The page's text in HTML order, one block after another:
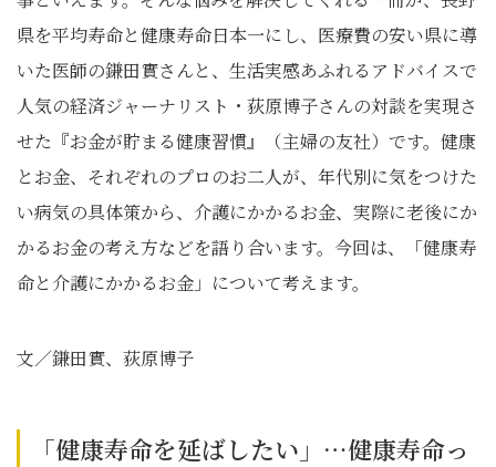
県を平均寿命と健康寿命日本一にし、医療費の安い県に導
いた医師の鎌田實さんと、生活実感あふれるアドバイスで
人気の経済ジャーナリスト・荻原博子さんの対談を実現さ
せた『お金が貯まる健康習慣』（主婦の友社）です。健康
とお金、それぞれのプロのお二人が、年代別に気をつけた
い病気の具体策から、介護にかかるお金、実際に老後にか
かるお金の考え方などを語り合います。今回は、「健康寿
命と介護にかかるお金」について考えます。
文／鎌田實、荻原博子
「健康寿命を延ばしたい」…健康寿命っ